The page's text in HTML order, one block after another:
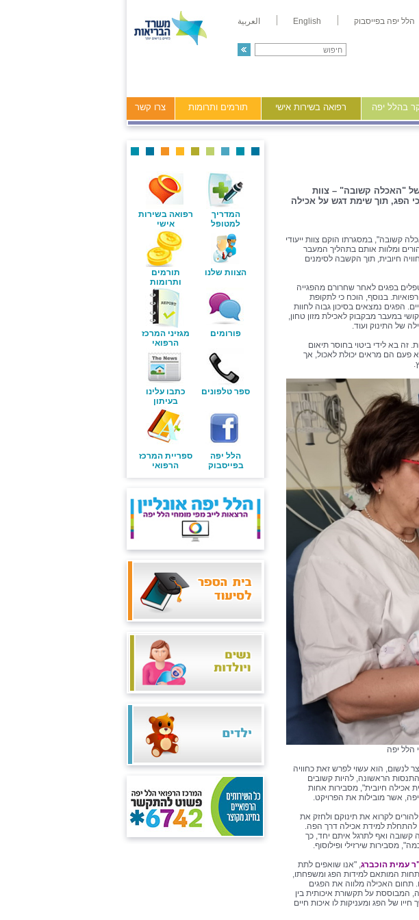
הלל יפה בפייסבוק English العربية
בהלל יפה רפואה בשירות אישי תורמים ותרומות צרו קשר
של "האכלה קשובה" – צוות
הפג, תוך שימת דגש על אכילה
קשובה", במסגרתו הוקם צוות ייעודי
ומלוות אותם בתהליך המעבר
חיובית, תוך הקשבה לסימנים
בפגים לאחר שחרורם מהפגייה
בנוסף, הוכח כי לתקופת
הפגים נמצאים בסיכון גבוה לחוות
במעבר מבקבוק לאכילת מזון טחון,
של התינוק ועוד.
הגיעו לבשלות. זה בא לידי ביטוי בחוסר תיאום
פעם הם מראים יכולת לאכול, אך
הלל יפה
לנשום, הוא עשוי לפרש זאת כחוויה
הראשונה, להיות קשובים
אכילה חיובית", מסבירות אחות
יפה, אשר מובילות את הפרויקט.
לקרוא את תינוקם ולחזק את
יכולתם ובשלותם להתחלת למידת אכילה דרך הפה.
ואף לתרגל איתם יחד, כך
מסבירות שירזילי ופילוסוף.
עמית הוכברג, "אנו שואפים לתת
המותאם למידות הפג ומשפחתו,
תחום האכילה מלווה את הפגים
המבוססת על תקשורת איכותית בין
של הפג ומעניקות לו איכות חיים
המדריך
למטופל
רפואה בשירות
אישי
הצוות שלנו
תורמים
ותרומות
פורומים
מגזיני המרכז
הרפואי
ספר טלפונים
כתבו עלינו
בעיתון
הלל יפה
בפייסבוק
ספריית המרכז
הרפואי